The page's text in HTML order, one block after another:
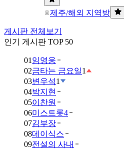
제주/해외 지역방
게시판 전체보기
인기 게시판 TOP 50
01 임영웅
02금타는 금요일1
03변우석1
04박지현
05이찬원
06미스트롯4
07김부장
08데이식스
09전설의 사내